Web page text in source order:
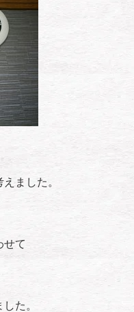
ました。
せて
た。